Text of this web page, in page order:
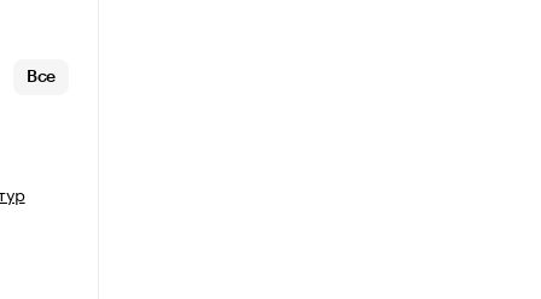
Все